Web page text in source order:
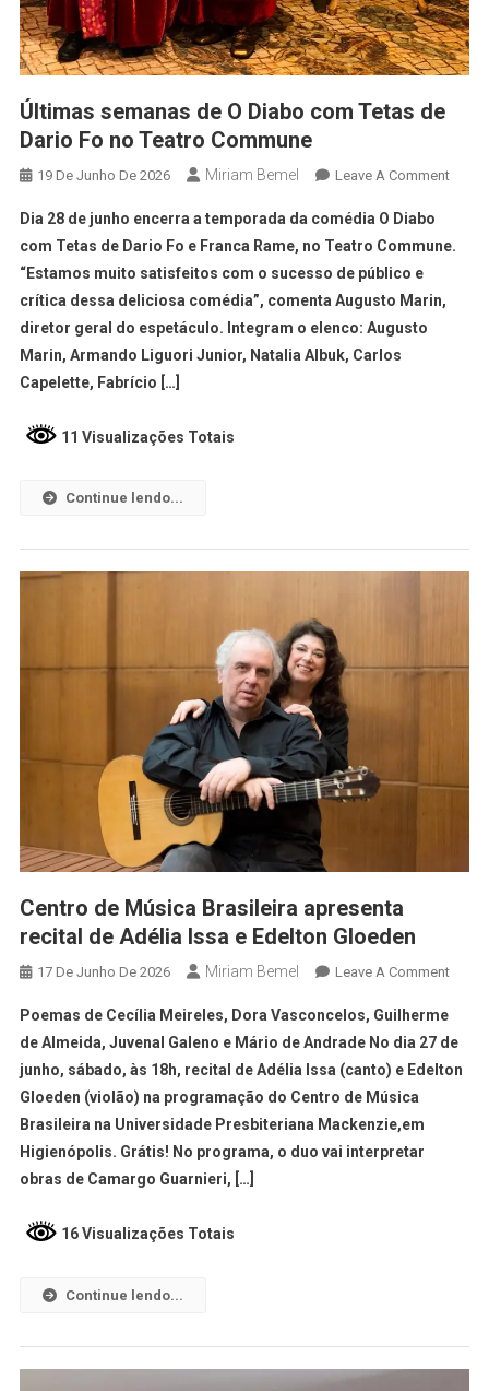
Últimas semanas de O Diabo com Tetas de
Dario Fo no Teatro Commune
19 De Junho De 2026 Miriam Bemel Leave A Comment
Dia 28 de junho encerra a temporada da comédia O Diabo
com Tetas de Dario Fo e Franca Rame, no Teatro Commune.
“Estamos muito satisfeitos com o sucesso de público e
crítica dessa deliciosa comédia”, comenta Augusto Marin,
diretor geral do espetáculo. Integram o elenco: Augusto
Marin, Armando Liguori Junior, Natalia Albuk, Carlos
Capelette, Fabrício […]
11 Visualizações Totais
Continue lendo...
Centro de Música Brasileira apresenta
recital de Adélia Issa e Edelton Gloeden
17 De Junho De 2026 Miriam Bemel Leave A Comment
Poemas de Cecília Meireles, Dora Vasconcelos, Guilherme
de Almeida, Juvenal Galeno e Mário de Andrade No dia 27 de
junho, sábado, às 18h, recital de Adélia Issa (canto) e Edelton
Gloeden (violão) na programação do Centro de Música
Brasileira na Universidade Presbiteriana Mackenzie,em
Higienópolis. Grátis! No programa, o duo vai interpretar
obras de Camargo Guarnieri, […]
16 Visualizações Totais
Continue lendo...